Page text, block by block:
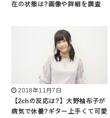
在の状態は?画像や詳細を調査
2018年11月7日
【2chの反応は?】大野柚布子が
病気で休養?ギター上手くて可愛